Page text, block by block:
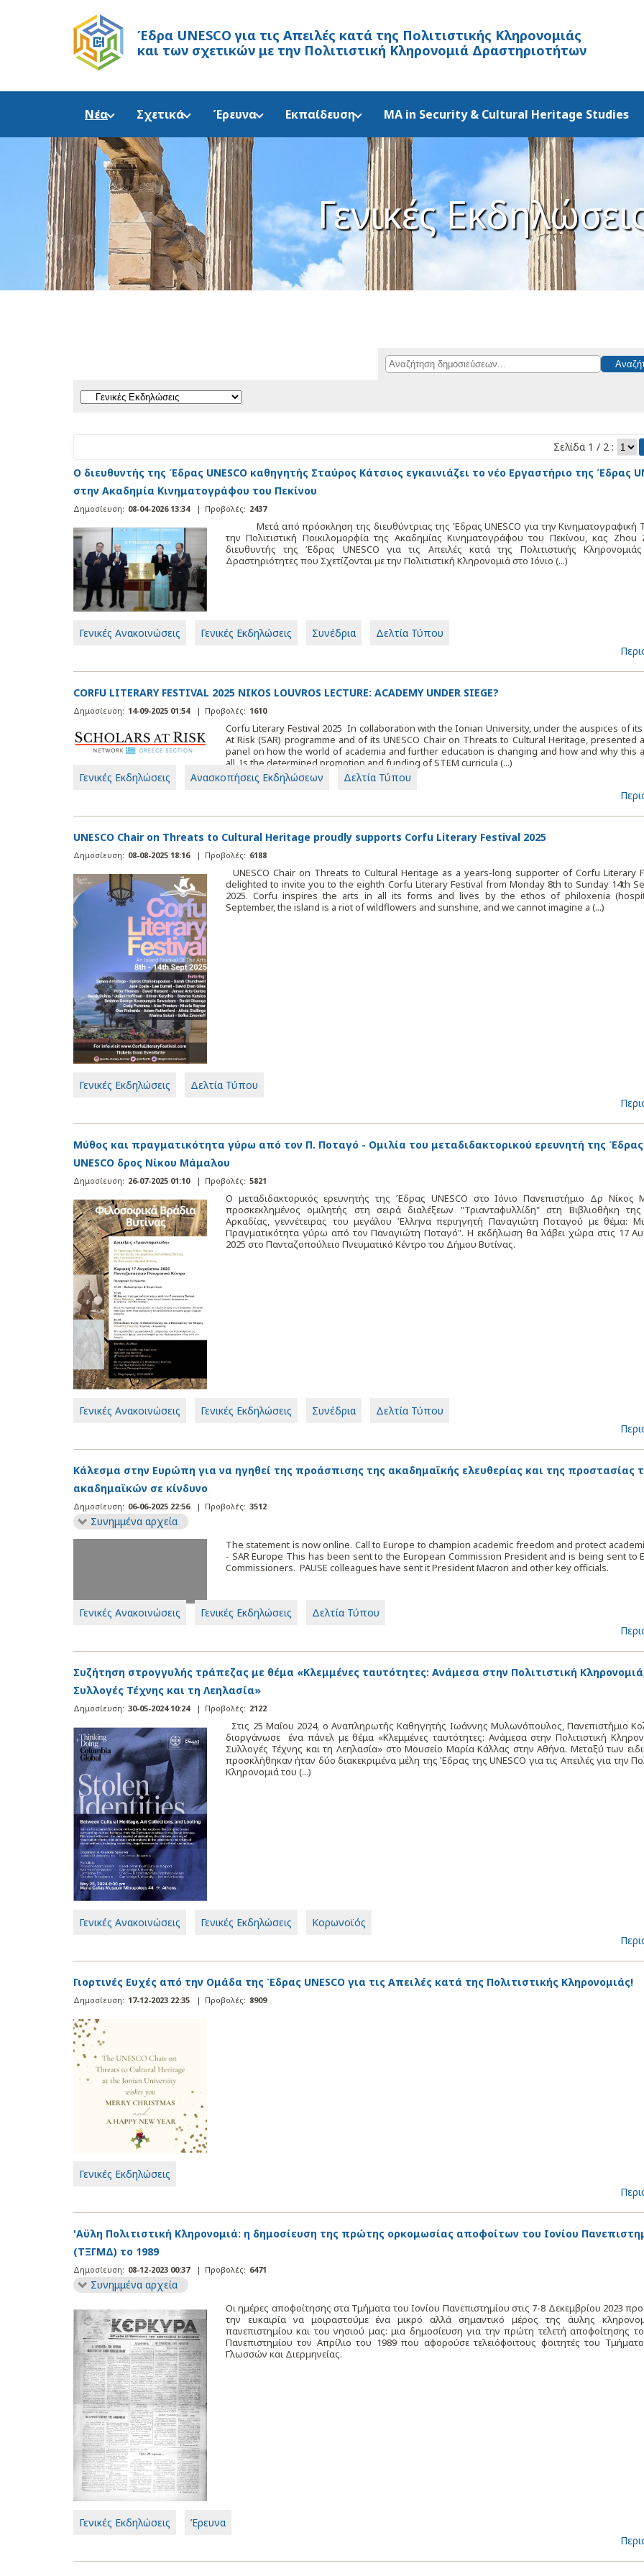
Έδρα UNESCOγια τις Απειλές κατά της Πολιτιστικής Κληρονομιάς
και των σχετικών με την Πολιτιστική Κληρονομιά Δραστηριοτήτων
Νέα Σχετικά Έρευνα Εκπαίδευση MA in Security & Cultural Heritage Studies
Γενικές
Σελίδα 1 / 2 :
Ο διευθυντής της Έδρας UNESCO καθηγητής Σταύρος Κάτσιος εγκαινιάζει το νέο Εργαστήριο της Έδρας
στην Ακαδημία Κινηματογράφου του Πεκίνου
Δημοσίευση: 08-04-2026 13:34 | Προβολές: 2437
Μετά από πρόσκληση της διευθύντριας της Έδρας UNESCO για την Κινηματογραφική
την Πολιτιστική Ποικιλομορφία της Ακαδημίας Κινηματογράφου του Πεκίνου, κας Zhou
διευθυντής της Έδρας UNESCO για τις Απειλές κατά της Πολιτιστικής
Δραστηριότητες που Σχετίζονται με την Πολιτιστική Κληρονομιά στο Ιόνιο (...)
Γενικές Ανακοινώσεις Γενικές Εκδηλώσεις Συνέδρια
Δελτία Τύπου
CORFU LITERARY FESTIVAL 2025 NIKOS LOUVROS LECTURE: ACADEMY UNDER SIEGE?
Δημοσίευση: 14-09-2025 01:54 | Προβολές: 1610
Corfu Literary Festival 2025 In collaboration with the Ionian University, under the auspices of its
At Risk (SAR) programme and of its UNESCO Chair on Threats to Cultural Heritage, presented
panel on how the world of academia and further education is changing and how and why this
all. Is the determined promotion and funding of STEM curricula (...)
Γενικές Εκδηλώσεις Ανασκοπήσεις Εκδηλώσεων
Δελτία Τύπου
UNESCO Chair on Threats to Cultural Heritage proudly supports Corfu Literary Festival 2025
Δημοσίευση: 08-08-2025 18:16 | Προβολές: 6188
UNESCO Chair on Threats to Cultural Heritage as a years-long supporter of Corfu Literary
delighted to invite you to the eighth Corfu Literary Festival from Monday 8th to Sunday 14th
2025. Corfu inspires the arts in all its forms and lives by the ethos of philoxenia
September, the island is a riot of wildflowers and sunshine, and we cannot imagine a (...)
Γενικές Εκδηλώσεις
Δελτία Τύπου
Μύθος και πραγματικότητα γύρω από τον Π. Ποταγό - Ομιλία του μεταδιδακτορικού ερευνητή της Έδρας
UNESCO δρος Νίκου Μάμαλου
Δημοσίευση: 26-07-2025 01:10 | Προβολές: 5821
Ο μεταδιδακτορικός ερευνητής της Έδρας UNESCO στο Ιόνιο Πανεπιστήμιο Δρ Νίκος
προσκεκλημένος ομιλητής στη σειρά διαλέξεων "Τριανταφυλλίδη" στη Βιβλιοθήκη της
Αρκαδίας, γεννέτειρας του μεγάλου Έλληνα περιηγητή Παναγιώτη Ποταγού με θέμα:
Πραγματικότητα γύρω από τον Παναγιώτη Ποταγό". Η εκδήλωση θα λάβει χώρα στις 17
2025 στο Πανταζοπούλειο Πνευματικό Κέντρο του Δήμου Βυτίνας.
Γενικές Ανακοινώσεις Γενικές Εκδηλώσεις Συνέδρια
Δελτία Τύπου
Κάλεσμα στην Ευρώπη για να ηγηθεί της προάσπισης της ακαδημαϊκής ελευθερίας και της προστασίας
ακαδημαϊκών σε κίνδυνο
Δημοσίευση: 06-06-2025 22:56 | Προβολές: 3512
Συνημμένα αρχεία
The statement is now online. Call to Europe to champion academic freedom and protect
- SAR Europe This has been sent to the European Commission President and is being sent to
Commissioners. PAUSE colleagues have sent it President Macron and other key officials.
Γενικές Ανακοινώσεις Γενικές Εκδηλώσεις
Δελτία Τύπου
Συζήτηση στρογγυλής τράπεζας με θέμα «Κλεμμένες ταυτότητες: Ανάμεσα στην Πολιτιστική
Συλλογές Τέχνης και τη Λεηλασία»
Δημοσίευση: 30-05-2024 10:24 | Προβολές: 2122
Στις 25 Μαΐου 2024, ο Αναπληρωτής Καθηγητής Ιωάννης Μυλωνόπουλος, Πανεπιστήμιο
διοργάνωσε ένα πάνελ με θέμα «Κλεμμένες ταυτότητες: Ανάμεσα στην Πολιτιστική
Συλλογές Τέχνης και τη Λεηλασία» στο Μουσείο Μαρία Κάλλας στην Αθήνα. Μεταξύ των
προσκλήθηκαν ήταν δύο διακεκριμένα μέλη της Έδρας της UNESCO για τις Απειλές για την
Κληρονομιά του (...)
Γενικές Ανακοινώσεις Γενικές Εκδηλώσεις
Κορωνοϊός
Γιορτινές Ευχές από την Ομάδα της Έδρας UNESCO για τις Απειλές κατά της Πολιτιστικής Κληρονομιάς!
Δημοσίευση: 17-12-2023 22:35 | Προβολές: 8909
Γενικές Εκδηλώσεις
'Αϋλη Πολιτιστική Κληρονομιά: η δημοσίευση της πρώτης ορκομωσίας αποφοίτων του Ιονίου
(ΤΞΓΜΔ) το 1989
Δημοσίευση: 08-12-2023 00:37 | Προβολές: 6471
Συνημμένα αρχεία
Οι ημέρες αποφοίτησης στα Τμήματα του Ιονίου Πανεπιστημίου στις 7-8 Δεκεμβρίου 2023
την ευκαιρία να μοιραστούμε ένα μικρό αλλά σημαντικό μέρος της άυλης
πανεπιστημίου και του νησιού μας: μια δημοσίευση για την πρώτη τελετή αποφοίτησης
Πανεπιστημίου τον Απρίλιο του 1989 που αφορούσε τελειόφοιτους φοιτητές του
Γλωσσών και Διερμηνείας.
Γενικές Εκδηλώσεις
Έρευνα